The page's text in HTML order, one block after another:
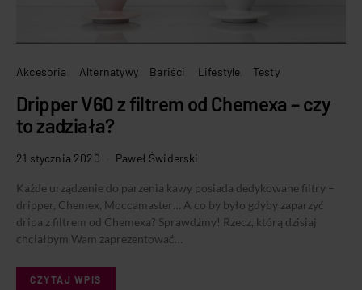
Akcesoria Alternatywy Bariści Lifestyle Testy
Dripper V60 z filtrem od Chemexa – czy
to zadziała?
21 stycznia 2020 Paweł Świderski
Każde urządzenie do parzenia kawy posiada dedykowane filtry –
dripper, Chemex, Moccamaster… A co by było gdyby zaparzyć
dripa z filtrem od Chemexa? Sprawdźmy! Rzecz, którą dzisiaj
chciałbym Wam zaprezentować…
CZYTAJ WPIS